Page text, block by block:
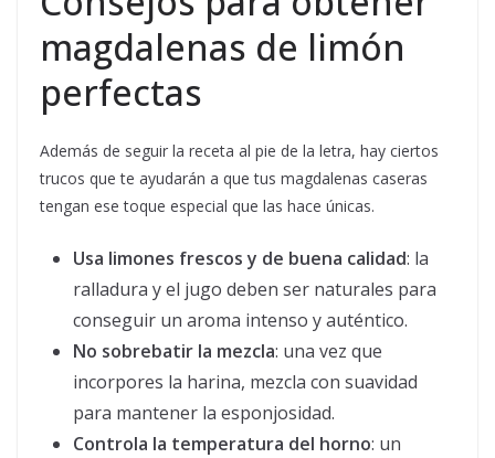
magdalenas de limón
perfectas
Además de seguir la receta al pie de la letra, hay ciertos
trucos que te ayudarán a que tus magdalenas caseras
tengan ese toque especial que las hace únicas.
Usa limones frescos y de buena calidad: la
ralladura y el jugo deben ser naturales para
conseguir un aroma intenso y auténtico.
No sobrebatir la mezcla: una vez que
incorpores la harina, mezcla con suavidad
para mantener la esponjosidad.
Controla la temperatura del horno: un